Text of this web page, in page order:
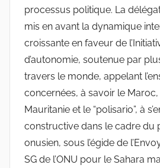
processus politique. La
mis en avant la dynamique
croissante en faveur de
d’autonomie, soutenue par
travers le monde, appelant
concernées, à savoir le Maroc,
Mauritanie et le “polisario”, à
constructive dans le cadre du
onusien, sous l’égide de
SG de l’ONU pour le Sahara